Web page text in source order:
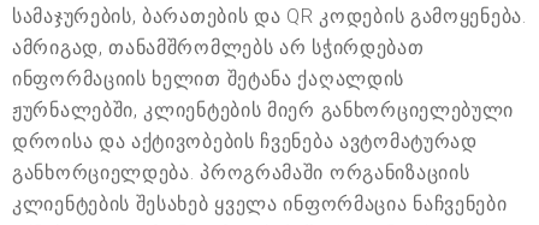
სამაჯურების, ბარათების და QR კოდების გამოყენება.
ამრიგად, თანამშრომლებს არ სჭირდებათ
ინფორმაციის ხელით შეტანა ქაღალდის
ჟურნალებში, კლიენტების მიერ განხორციელებული
დროისა და აქტივობების ჩვენება ავტომატურად
განხორციელდება. პროგრამაში ორგანიზაციის
კლიენტების შესახებ ყველა ინფორმაცია ნაჩვენები